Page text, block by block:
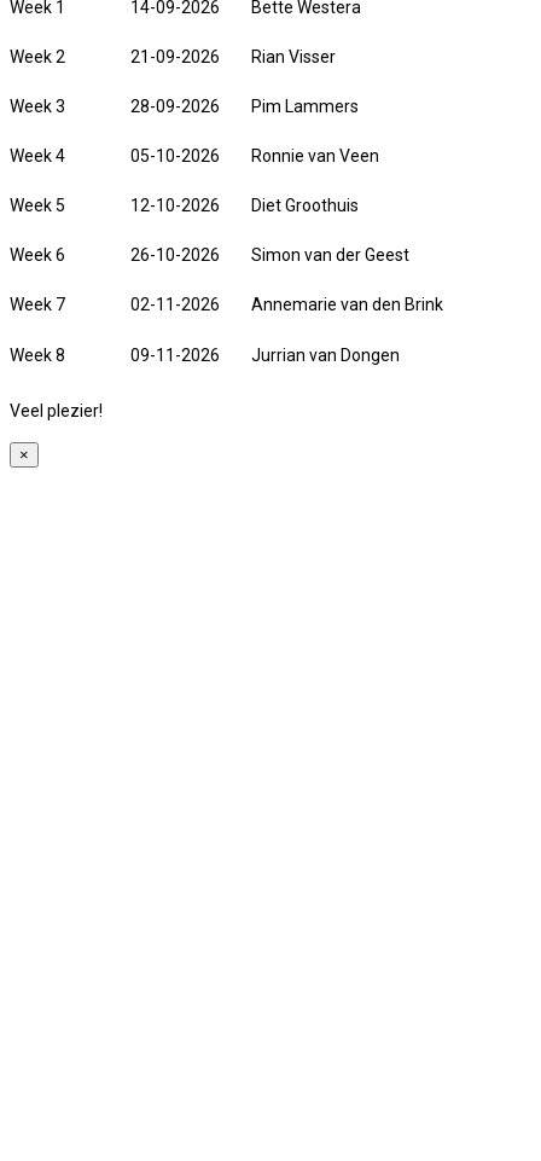
Week 1 14-09-2026 Bette Westera
Week 2 21-09-2026 Rian Visser
Week 3 28-09-2026 Pim Lammers
Week 4 05-10-2026 Ronnie van Veen
Week 5 12-10-2026 Diet Groothuis
Week 6 26-10-2026 Simon van der Geest
Week 7 02-11-2026 Annemarie van den Brink
Week 8 09-11-2026 Jurrian van Dongen
Veel plezier!
×